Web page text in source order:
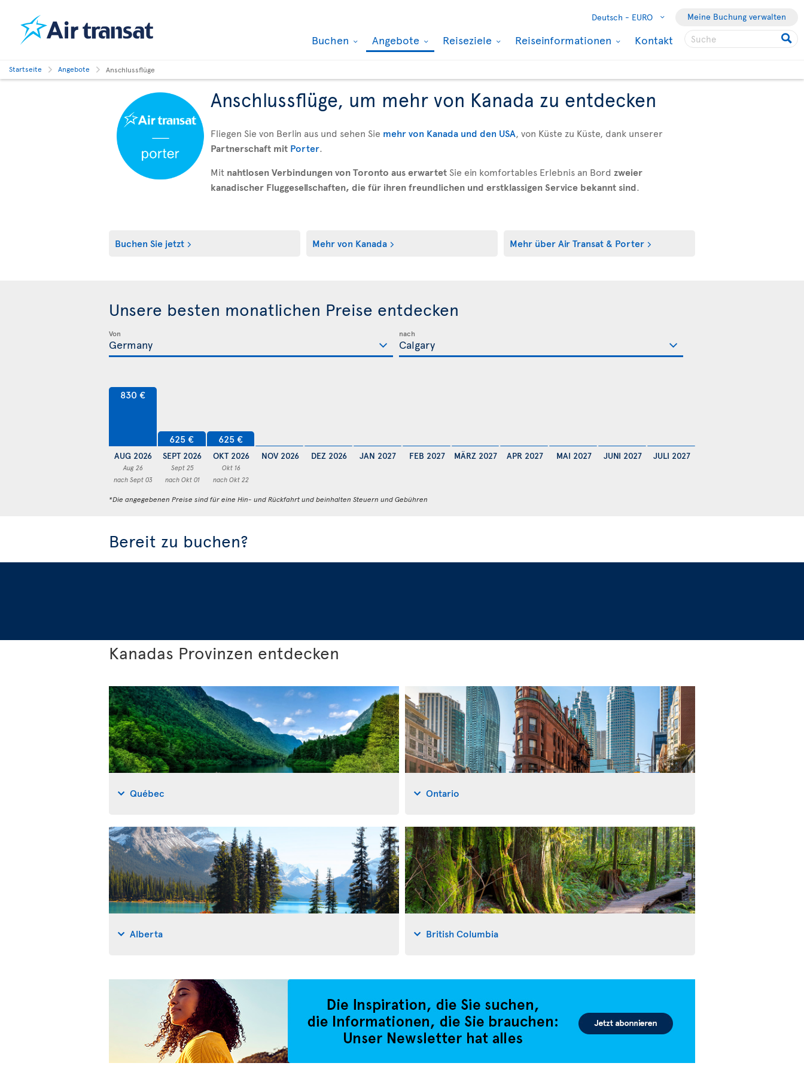
Deutsch - EURO Meine Buchung verwalten
Buchen Angebote Reiseziele Reiseinformationen Kontakt
Startseite Angebote Anschlussflüge
Anschlussflüge, um mehr von Kanada zu entdecken
Fliegen Sie von Berlin aus und sehen Sie mehr von Kanada und den USA, von Küste zu Küste, dank unserer
Partnerschaft mit Porter.
Mit nahtlosen Verbindungen von Toronto aus erwartetSie ein komfortables Erlebnis an Bord zweier
kanadischer Fluggesellschaften, die für ihren freundlichen und erstklassigen Service bekannt sind.
Buchen Sie jetzt Mehr von Kanada Mehr über Air Transat & Porter
Unsere besten monatlichen Preise entdecken
Von nach
830 €
AUG 2026
Aug 26
nach Sept 03
625 €
SEPT 2026
Sept 25
nach Okt 01
625 €
OKT 2026
Okt 16
nach Okt 22
NOV 2026 DEZ 2026 JAN 2027 FEB 2027 MÄRZ 2027 APR 2027 MAI 2027 JUNI 2027 JULI 2027
*Die angegebenen Preise sind für eine Hin- und Rückfahrt und beinhalten Steuern und Gebühren
Bereit zu buchen?
Kanadas Provinzen entdecken
Québec Ontario
Alberta British Columbia